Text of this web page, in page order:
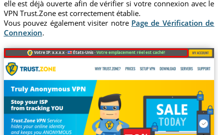
elle est déjà ouverte afin de vérifier si votre connexion avec le
VPN Trust.Zone est correctement établie.
Vous pouvez également visiter notre Page de Vérification de
Connexion.
Votre IP: x.x.x.x · États-Unis ·Votre emplacement réel est caché!